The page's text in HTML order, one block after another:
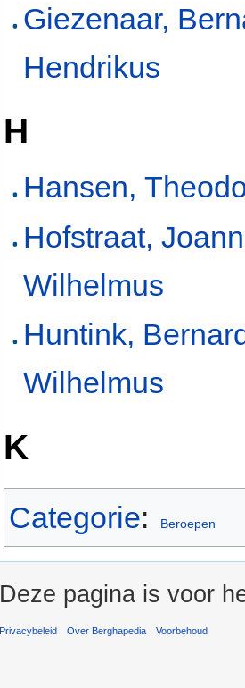
Giezenaar,
Hendrikus
H
Hansen,
Hofstraat,
Wilhelmus
Huntink,
Wilhelmus
K
Categorie: Beroepen
Deze pagina is voor
Privacybeleid Over Berghapedia Voorbehoud